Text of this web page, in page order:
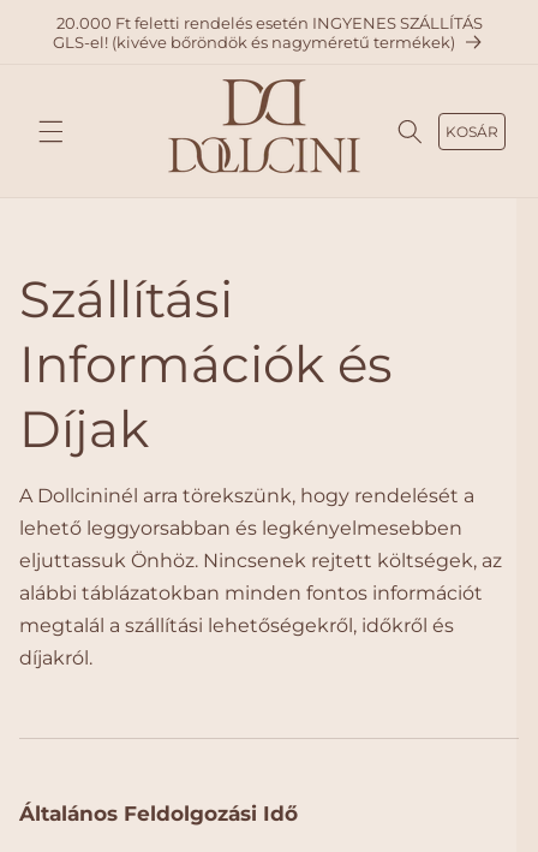
TARTAL
OMHO
20.000 Ft feletti rendelés esetén INGYENES SZÁLLÍTÁS
GLS-el! (kivéve bőröndök és nagyméretű termékek)
KOSÁR
Szállítási
Információk és
Díjak
A Dollcininél arra törekszünk, hogy rendelését a
lehető leggyorsabban és legkényelmesebben
eljuttassuk Önhöz. Nincsenek rejtett költségek, az
alábbi táblázatokban minden fontos információt
megtalál a szállítási lehetőségekről, időkről és
díjakról.
Általános Feldolgozási Idő